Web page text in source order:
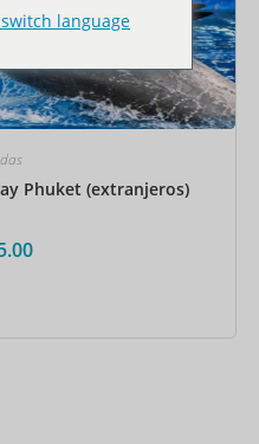
Phuket (extranjeros)
language